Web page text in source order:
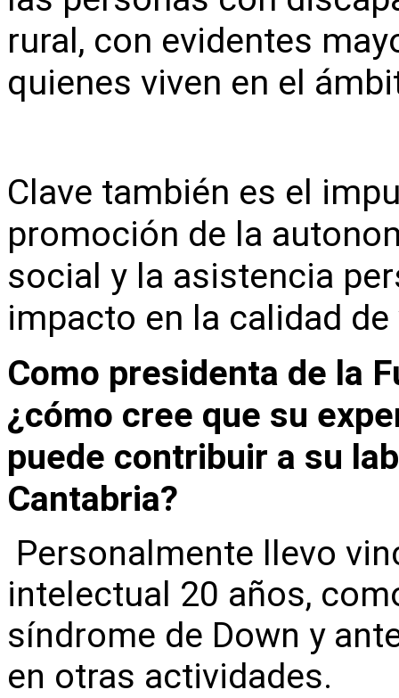
rural, con evidentes
quienes viven en el
Clave también es el
promoción de la
social y la asistencia
impacto en la calidad
Como presidenta de la
¿cómo cree que su
puede contribuir a su
Cantabria?
Personalmente llevo
intelectual 20 años,
síndrome de Down y
en otras actividades.